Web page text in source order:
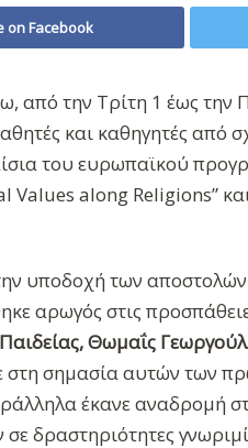
on Facebook
από την Τρίτη 1 έως
και καθηγητές από
του ευρωπαϊκού
along Religions”
υποδοχή των
αρωγός στις
Θωμαΐς
στη σημασία αυτών των
έκανε αναδρομή
σε δραστηριότητες